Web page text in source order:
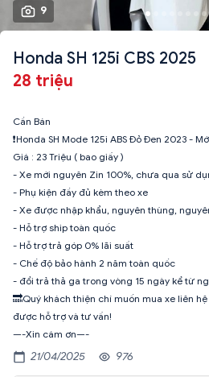
9
Honda SH 125i CBS 2025
28 triệu
Cần Bán
❗️Honda SH Mode 125i ABS Đỏ Đen 2023 -
Giá : 23 Triệu ( bao giấy )
- Xe mới nguyên Zin 100%, chưa qua sử
- Phụ kiện đầy đủ kèm theo xe
- Xe được nhập khẩu, nguyên thùng,
- Hỗ trợ ship toàn quốc
- Hỗ trợ trả góp 0% lãi suất
- Chế độ bảo hành 2 năm toàn quốc
- đổi trả thả ga trong vòng 15 ngày kể từ
🔜Quý khách thiện chí muốn mua xe liên
được hỗ trợ và tư vấn!
—-Xin cám ơn—-
21/04/2025 976